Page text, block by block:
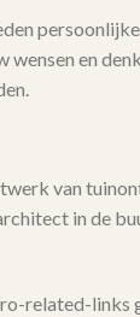
wensen en
van
in de
related-links